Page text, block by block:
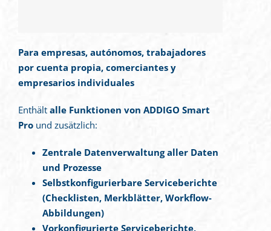
Para empresas, autónomos, trabajadores
por cuenta propia, comerciantes y
empresarios individuales
Enthält alle Funktionen von ADDIGO Smart
Pround zusätzlich:
Zentrale Datenverwaltung aller Daten
und Prozesse
Selbstkonfigurierbare Serviceberichte
(Checklisten, Merkblätter, Workflow-
Abbildungen)
Vorkonfigurierte Serviceberichte,